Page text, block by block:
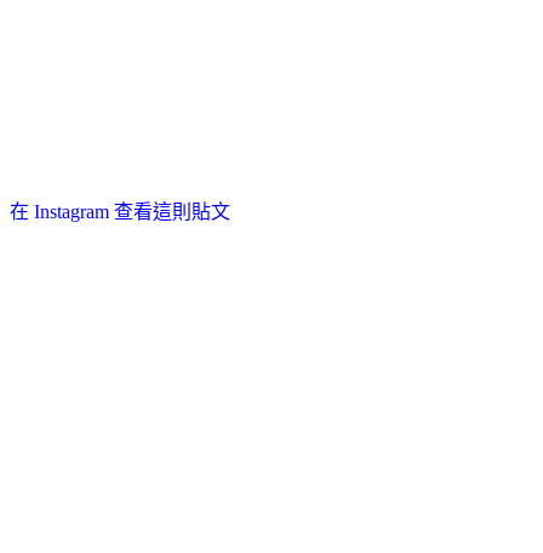
在 Instagram 查看這則貼文